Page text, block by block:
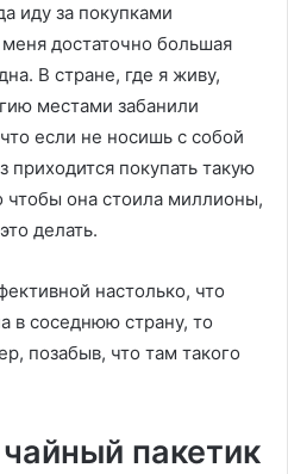
иду за покупками
достаточно большая
В стране, где я живу,
местами забанили
если не носишь с собой
покупать такую
она стоила миллионы,
делать.
настолько, что
в соседнюю страну, то
позабыв, что там такого
пакетик